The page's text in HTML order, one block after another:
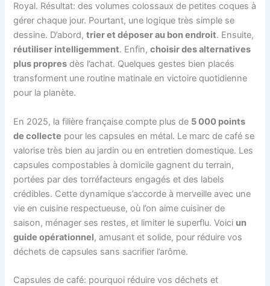
Royal. Résultat: des volumes colossaux de petites coques à
gérer chaque jour. Pourtant, une logique très simple se
dessine. D’abord,trier et déposer au bon endroit. Ensuite,
réutiliser intelligemment. Enfin,choisir des alternatives
plus propres dès l’achat. Quelques gestes bien placés
transforment une routine matinale en victoire quotidienne
pour la planète.
En 2025, la filière française compte plus de 5 000 points
de collecte pour les capsules en métal. Le marc de café se
valorise très bien au jardin ou en entretien domestique. Les
capsules compostables à domicile gagnent du terrain,
portées par des torréfacteurs engagés et des labels
crédibles. Cette dynamique s’accorde à merveille avec une
vie en cuisine respectueuse, où l’on aime cuisiner de
saison, ménager ses restes, et limiter le superflu. Voici un
guide opérationnel, amusant et solide, pour réduire vos
déchets de capsules sans sacrifier l’arôme.
Capsules de café: pourquoi réduire vos déchets et